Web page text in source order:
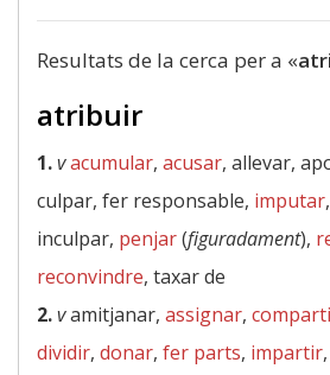
Resultats de la cerca per a «
atribuir
1.vacumular, acusar, allevar,
culpar, fer responsable, imputar
inculpar, penjar(figuradament),
reconvindre, taxar de
2.vamitjanar, assignar,
dividir, donar, fer parts, impartir,